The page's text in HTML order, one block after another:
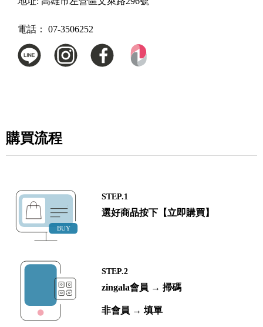
電話： 07-3506252
購買流程
STEP.1
選好商品按下【立即購買】
STEP.2
zingala會員 → 掃碼
非會員 → 填單